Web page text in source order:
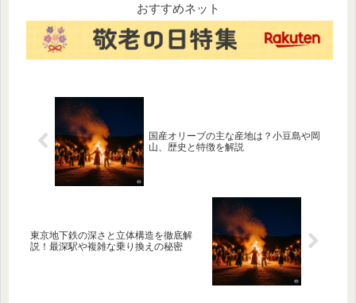
るための温め直しのコツも掲
載。今日のランチやおやつ選
びの参考にしてください。
おすすめネット
国産オリーブの主な産地は？小豆島や岡
山、歴史と特徴を解説
東京地下鉄の深さと立体構造を徹底解
説！最深駅や複雑な乗り換えの秘密